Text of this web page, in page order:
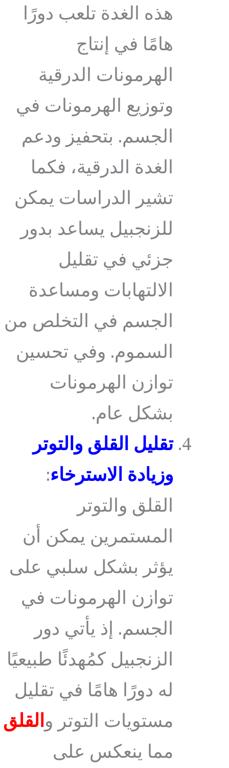
هذه الغدة تلعب دورًا
هامًا في إنتاج
الهرمونات الدرقية
وتوزيع الهرمونات في
الجسم. بتحفيز ودعم
الغدة الدرقية، فكما
تشير الدراسات يمكن
للزنجبيل يساعد بدور
جزئي في تقليل
الالتهابات ومساعدة
الجسم في التخلص من
السموم. وفي تحسين
توازن الهرمونات
بشكل عام.
تقليل القلق والتوتر
وزيادة الاسترخاء:
القلق والتوتر
المستمرين يمكن أن
يؤثر بشكل سلبي على
توازن الهرمونات في
الجسم. إذ يأتي دور
الزنجبيل كمُهدئًا طبيعيًا
له دورًا هامًا في تقليل
مستويات التوتر والقلق
مما ينعكس على